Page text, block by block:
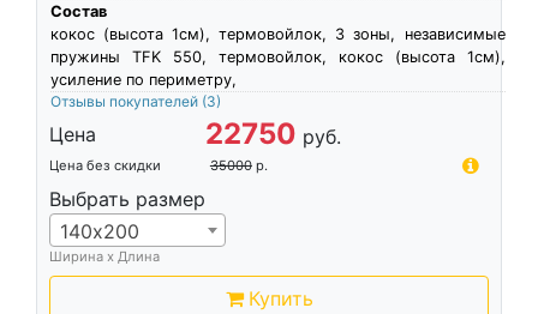
Состав
кокос (высота 1см), термовойлок, 3 зоны, независимые
пружины TFK 550, термовойлок, кокос (высота 1см),
усиление по периметру,
Отзывы покупателей (3)
Цена 22750 руб.
Цена без скидки 35000 р.
Выбрать размер
140х200
Ширина х Длина
Купить